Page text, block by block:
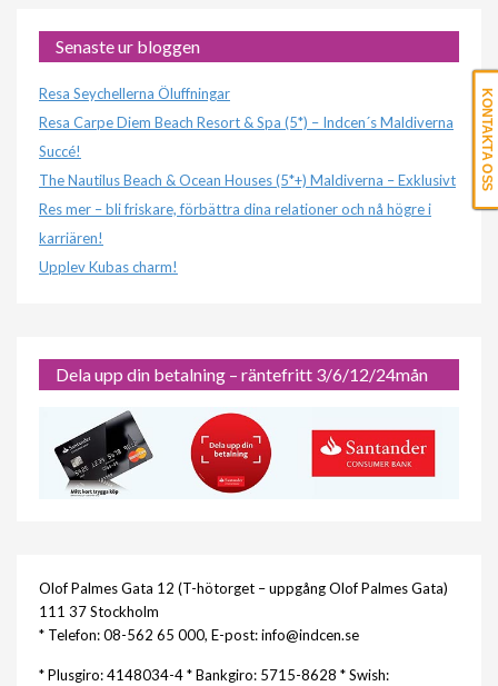
Senaste ur bloggen
Resa Seychellerna Öluffningar
Resa Carpe Diem Beach Resort & Spa (5*) – Indcen´s Maldiverna
Succé!
The Nautilus Beach & Ocean Houses (5*+) Maldiverna – Exklusivt
Res mer – bli friskare, förbättra dina relationer och nå högre i
karriären!
Upplev Kubas charm!
Dela upp din betalning – räntefritt 3/6/12/24mån
Olof Palmes Gata 12 (T-hötorget – uppgång Olof Palmes Gata)
111 37 Stockholm
* Telefon: 08-562 65 000, E-post: info@indcen.se
* Plusgiro: 4148034-4 * Bankgiro: 5715-8628 * Swish:
KONTAKTA OSS